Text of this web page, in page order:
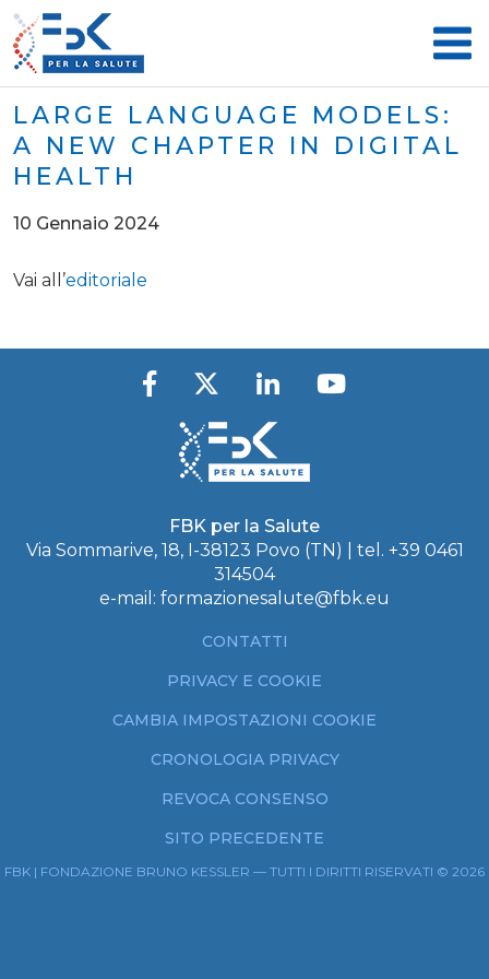
LARGE LANGUAGE MODELS:
A NEW CHAPTER IN DIGITAL
HEALTH
10 Gennaio 2024
Vai all’editoriale
FBK per la Salute
Via Sommarive, 18, I-38123 Povo (TN) | tel. +39 0461
314504
e-mail: formazionesalute@fbk.eu
CONTATTI
PRIVACY E COOKIE
CAMBIA IMPOSTAZIONI COOKIE
CRONOLOGIA PRIVACY
REVOCA CONSENSO
SITO PRECEDENTE
FBK | FONDAZIONE BRUNO KESSLER — TUTTI I DIRITTI RISERVATI © 2026